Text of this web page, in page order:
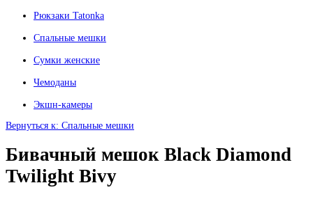
Рюкзаки Tatonka
Спальные мешки
Сумки женские
Чемоданы
Экшн-камеры
Вернуться к: Спальные мешки
Бивачный мешок Black Diamond
Twilight Bivy